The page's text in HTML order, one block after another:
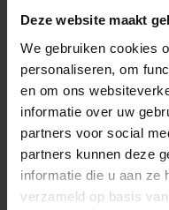
Deze website maakt
We gebruiken cookies
personaliseren, om
en om ons
informatie over uw
partners voor social
partners kunnen deze
informatie die u aan ze
verzameld op basis
ambacht(4)
herentas (6)